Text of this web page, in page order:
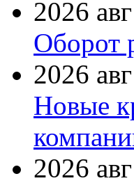
2026
Оборот
2026
Новые
2026